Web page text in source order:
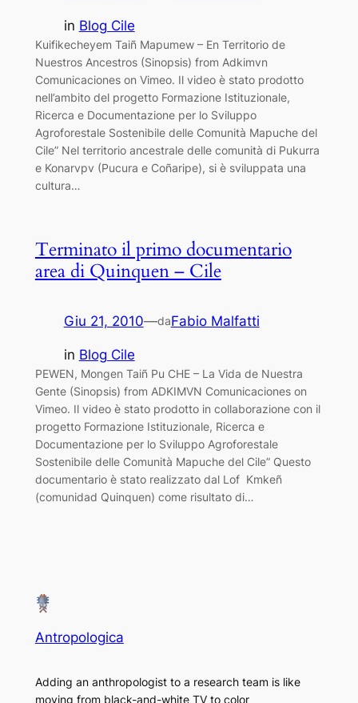
in Blog Cile
Kuifikecheyem Taiñ Mapumew – En Territorio de
Nuestros Ancestros (Sinopsis) from Adkimvn
Comunicaciones on Vimeo. Il video è stato prodotto
nell’ambito del progetto Formazione Istituzionale,
Ricerca e Documentazione per lo Sviluppo
Agroforestale Sostenibile delle Comunità Mapuche del
Cile” Nel territorio ancestrale delle comunità di Pukurra
e Konarvpv (Pucura e Coñaripe), si è sviluppata una
cultura…
Terminato il primo documentario
area di Quinquen – Cile
Giu 21, 2010—daFabio Malfatti
in Blog Cile
PEWEN, Mongen Taiñ Pu CHE – La Vida de Nuestra
Gente (Sinopsis) from ADKIMVN Comunicaciones on
Vimeo. Il video è stato prodotto in collaborazione con il
progetto Formazione Istituzionale, Ricerca e
Documentazione per lo Sviluppo Agroforestale
Sostenibile delle Comunità Mapuche del Cile” Questo
documentario è stato realizzato dal Lof Kmkeñ
(comunidad Quinquen) come risultato di…
Antropologica
Adding an anthropologist to a research team is like
moving from black-and-white TV to color